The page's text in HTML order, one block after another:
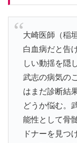
大崎医師（稲
白血病だと告
しい動揺を隠
武志の病気の
はまだ診断結
どうか悩む。
能性として骨
ドナーを見つ